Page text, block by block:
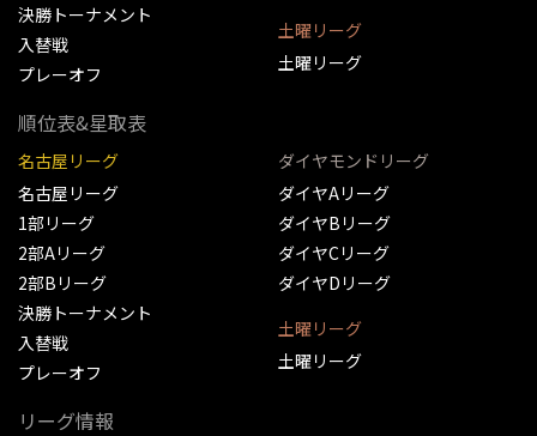
決勝トーナメント
入替戦
プレーオフ
土曜リーグ
土曜リーグ
順位表&星取表
名古屋リーグ
名古屋リーグ
1部リーグ
2部Aリーグ
2部Bリーグ
決勝トーナメント
入替戦
プレーオフ
ダイヤモンドリーグ
ダイヤAリーグ
ダイヤBリーグ
ダイヤCリーグ
ダイヤDリーグ
土曜リーグ
土曜リーグ
リーグ情報